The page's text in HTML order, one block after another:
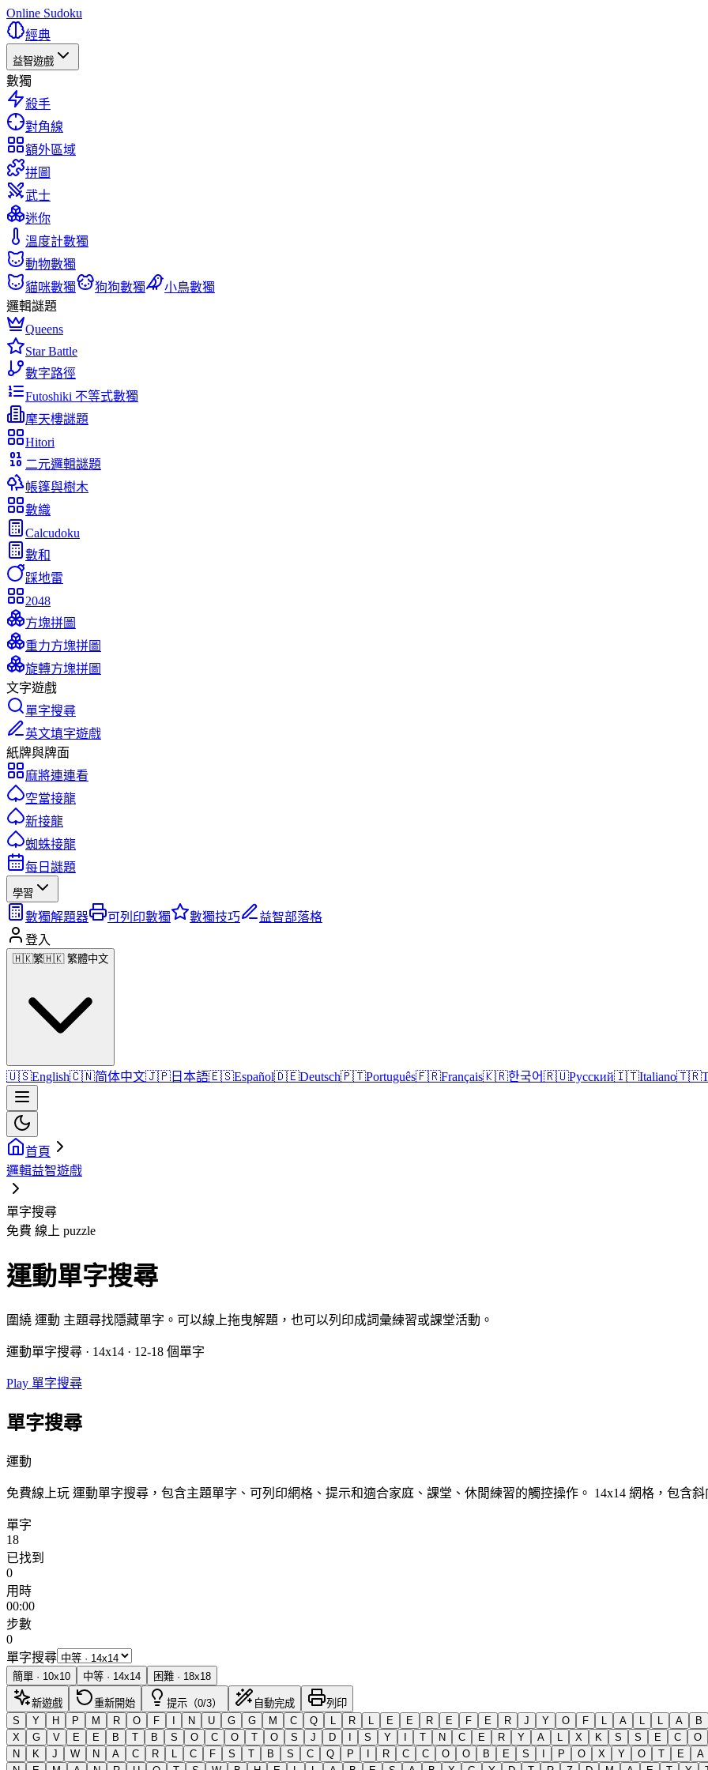
Online Sudoku
經典
益智遊戲
數獨
殺手
對角線
額外區域
拼圖
武士
迷你
溫度計數獨
動物數獨
貓咪數獨
狗狗數獨
小鳥數獨
邏輯謎題
Queens
Star Battle
數字路徑
Futoshiki 不等式數獨
摩天樓謎題
Hitori
二元邏輯謎題
帳篷與樹木
數織
Calcudoku
數和
踩地雷
2048
方塊拼圖
重力方塊拼圖
旋轉方塊拼圖
文字遊戲
單字搜尋
英文填字遊戲
紙牌與牌面
麻將連連看
空當接龍
新接龍
蜘蛛接龍
每日謎題
學習
數獨解題器 可列印數獨 數獨技巧
益智部落格
登入
🇭🇰繁🇭🇰 繁體中文
🇺🇸English🇨🇳简体中文🇯🇵 日本語🇪🇸Español🇩🇪Deutsch🇵🇹Português🇫🇷Français🇰🇷한국어🇷🇺Русский🇮🇹Italiano🇹🇷
首頁
邏輯益智遊戲
單字搜尋
免費 線上 puzzle
運動單字搜尋
圍繞 運動 主題尋找隱藏單字。可以線上拖曳解題，也可以列印成詞彙練習或課堂活動。
運動單字搜尋 · 14x14 · 12-18 個單字
Play 單字搜尋
單字搜尋
運動
免費線上玩 運動單字搜尋，包含主題單字、可列印網格、提示和適合家庭、課堂、休閒練習的觸控操作。 14x14 網格，包含
單字
18
已找到
0
用時
00:00
步數
0
單字搜尋
簡單 · 10x10 中等 · 14x14 困難 · 18x18
新遊戲 重新開始 提示（0/3） 自動完成
列印
S
Y H P M R O F I N U G G M C Q L R L E E R E F E R J Y O F L A L L A
B
X
G V E E B T B S O C O T O S J D I S Y I T N C E R Y A L X K S S E C
O
N
K J W N A C R L C F S T B S C Q P I R C C O O B E S I P O X Y O T E
A